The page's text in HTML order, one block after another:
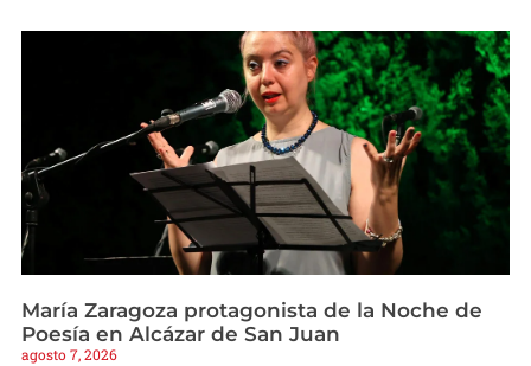
María Zaragoza protagonista de la Noche de
Poesía en Alcázar de San Juan
agosto 7, 2026